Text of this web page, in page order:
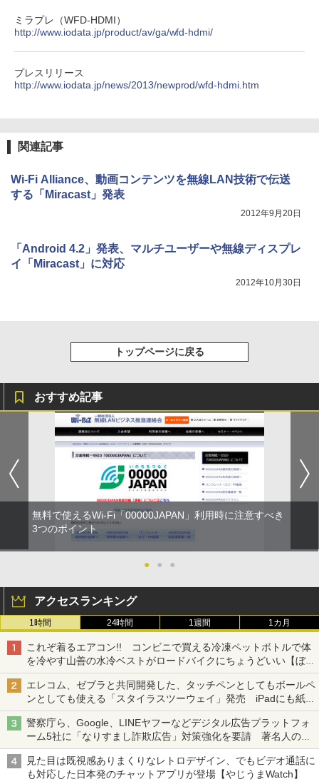
ミラプレ（WFD-HDMI）
http://www.iodata.jp/product/av/ga/wfd-hdmi/
プレスリリース
http://www.iodata.jp/news/2013/newprod/wfd-hdmi.htm
関連記事
Wi-Fi Alliance、動画コンテンツを無線LAN技術で伝送
する「Miracast」発表
2012年9月20日
「Android 4.2」発表、マルチユーザーや無線ディスプレ
イ「Miracast」に対応
2012年10月30日
トップページに戻る
おすすめ記事
無料で使えるWi-Fi「00000JAPAN」利用時に注意すべき
3つのポイント
● ● ●
アクセスランキング
1時間 24時間 1週間 1カ月
これぞ着るエアコン!! コンビニで買える冷凍ペットボトルで体
を冷やす山善の水冷ベストがロードバイクにちょうどいい【ぼっ
ち・ざ・ろーど！その14】【空いた時間でなにしてる？】
エレコム、ゼブラと共同開発した、タッチペンとしてもボールペ
ンとしても使える「スタイラスツーウェイ」発売 iPadにも紙に
も、持ち替えずに書き込める
警察庁ら、Google、LINEヤフーなどデジタル広告プラットフォ
ーム5社に「なりすまし詐欺広告」対策強化を要請 著名人の写
真や映像を使った投資詐欺などへの対策として
見た目は既視感ありまくりなレトロデザイン、でもビデオ通話に
も対応した日本発のチャットアプリが登場【やじうまWatch】